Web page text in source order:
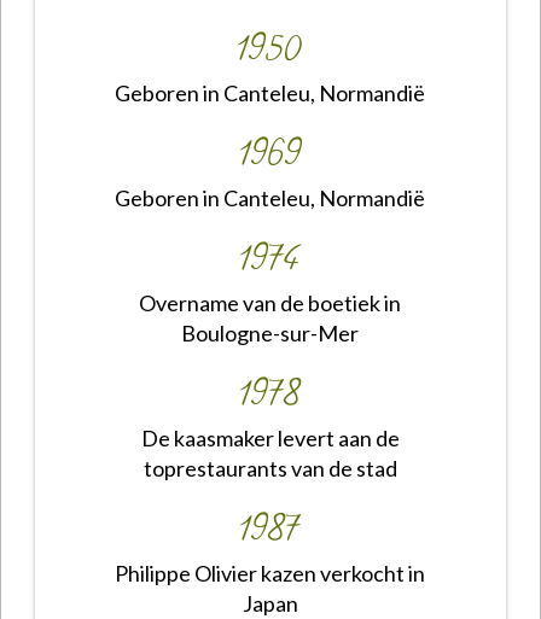
1950
Geboren in Canteleu, Normandië
1969
Geboren in Canteleu, Normandië
1974
Overname van de boetiek in
Boulogne-sur-Mer
1978
De kaasmaker levert aan de
toprestaurants van de stad
1987
Philippe Olivier kazen verkocht in
Japan